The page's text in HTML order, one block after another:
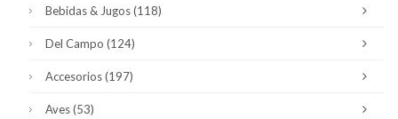
Bebidas & Jugos(118)
Del Campo (124)
Accesorios(197)
Aves(53)